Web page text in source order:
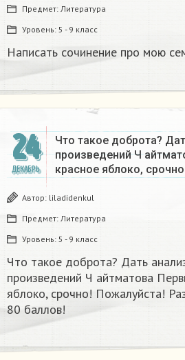
Предмет: Литература
Уровень: 5 - 9 класс
Написать сочинение про мою
24
ДЕКАБРЬ
Что такое доброта?
произведений Ч
красное яблоко,
Автор: liladidenkul
Предмет: Литература
Уровень: 5 - 9 класс
Что такое доброта? Дать
произведений Ч айтматова
яблоко, срочно! Пожалуйста!
80 баллов!